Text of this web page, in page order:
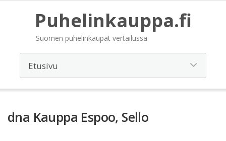
Puhelinkauppa.fi
Suomen puhelinkaupat vertailussa
dna Kauppa Espoo, Sello